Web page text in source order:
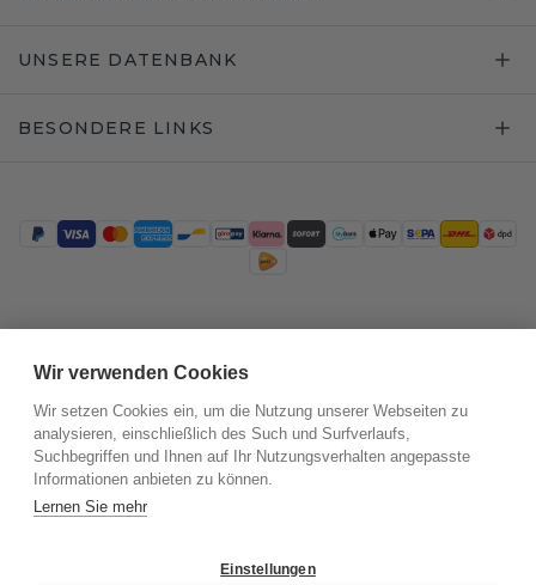
UNSERE DATENBANK
BESONDERE LINKS
Wir verwenden Cookies
Wir setzen Cookies ein, um die Nutzung unserer Webseiten zu
analysieren, einschließlich des Such und Surfverlaufs,
Suchbegriffen und Ihnen auf Ihr Nutzungsverhalten angepasste
Informationen anbieten zu können.
Lernen Sie mehr
Einstellungen